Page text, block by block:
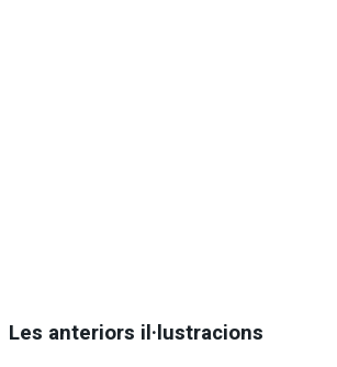
Les anteriors il·lustracions